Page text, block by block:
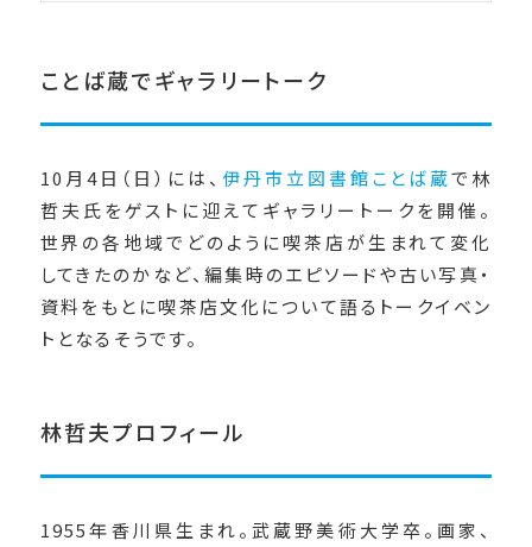
ことば蔵でギャラリートーク
10月4日（日）には、伊丹市立図書館ことば蔵で林
哲夫氏をゲストに迎えてギャラリートークを開催。
世界の各地域でどのように喫茶店が生まれて変化
してきたのかなど、編集時のエピソードや古い写真・
資料をもとに喫茶店文化について語るトークイベン
トとなるそうです。
林哲夫プロフィール
1955年香川県生まれ。武蔵野美術大学卒。画家、